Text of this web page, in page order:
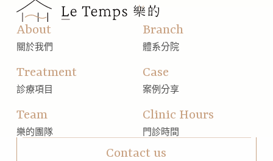
About
關於我們
Branch
體系分院
Treatment
診療項目
Case
案例分享
Team
樂的團隊
Clinic Hours
門診時間
Contact us